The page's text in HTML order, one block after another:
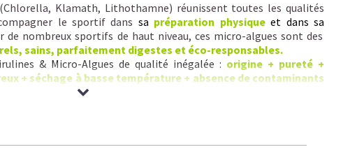
Klamath, Lithothamne) réunissent toutes les qualités
le sportif dans sa préparation physique et dans sa
de nombreux sportifs de haut niveau, ces micro-algues sont des
sains, parfaitement digestes et éco-responsables.
& Micro-Algues de qualité inégalée : origine + pureté +
+ séchage à basse température + absence de contaminants